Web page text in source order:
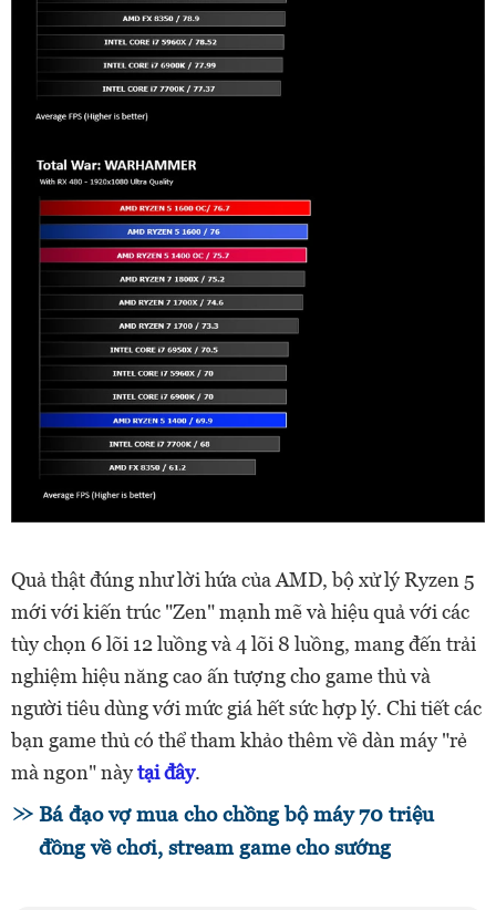
Quả thật đúng như lời hứa của AMD, bộ xử lý Ryzen 5
mới với kiến trúc "Zen" mạnh mẽ và hiệu quả với các
tùy chọn 6 lõi 12 luồng và 4 lõi 8 luồng, mang đến trải
nghiệm hiệu năng cao ấn tượng cho game thủ và
người tiêu dùng với mức giá hết sức hợp lý. Chi tiết các
bạn game thủ có thể tham khảo thêm về dàn máy "rẻ
mà ngon" nàytại đây.
Bá đạo vợ mua cho chồng bộ máy 70 triệu
đồng về chơi, stream game cho sướng